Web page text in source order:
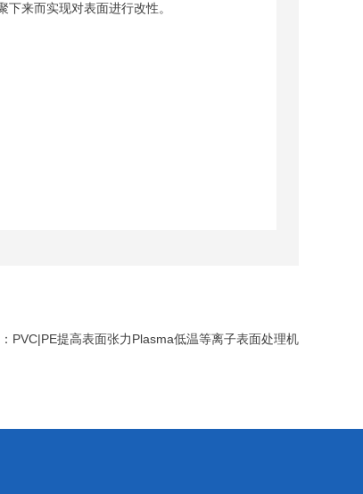
来而实现对表面进行改性。
PVC|PE提高表面张力Plasma低温等离子表面处理机